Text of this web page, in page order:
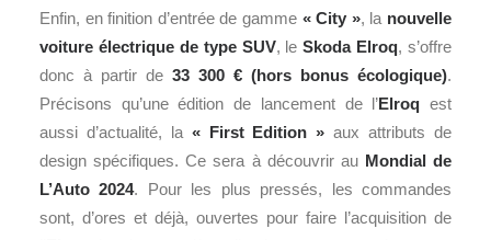
Enfin, en finition d’entrée de gamme « City », la nouvelle
voiture électrique de type SUV, leSkoda Elroq, s’offre
donc à partir de 33 300 € (hors bonus écologique).
Précisons qu’une édition de lancement de l’Elroq est
aussi d’actualité, la « First Edition » aux attributs de
design spécifiques. Ce sera à découvrir au Mondial de
L’Auto 2024. Pour les plus pressés, les commandes
sont, d’ores et déjà, ouvertes pour faire l’acquisition de